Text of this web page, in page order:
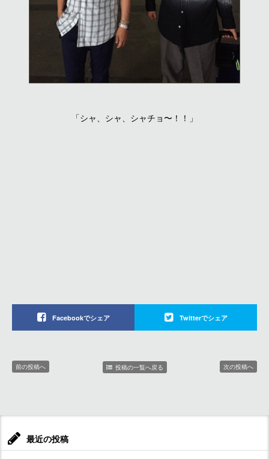
「シャ、シャ、シャチョ〜！！」
Facebookでシェア Twitterでシェア
前の投稿へ 投稿の一覧へ戻る 次の投稿へ
最近の投稿